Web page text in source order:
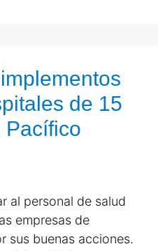
de 15
Pacífico
al personal de salud
empresas de
sus buenas acciones.